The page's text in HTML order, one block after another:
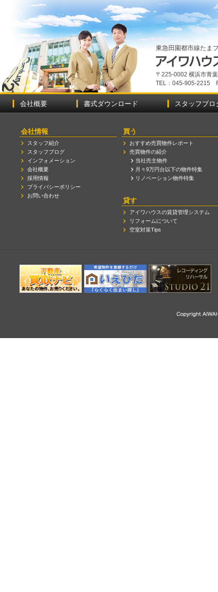
東急田園都市線たま
〒225-0002 横浜市青
TEL：045-905-2215
会社概要 書式ダウンロード スタッフブロ
会社情報
スタッフ紹介
スタッフブログ
インフォメーション
会社概要
採用情報
プライバシーポリシー
お問い合わせ
買う
おすすめ売買物件レポート
売買物件の紹介
当社売主物件
月々9万円台以下の物件特集
リノベーション物件特集
貸す
アイワハウスの賃貸管理システム
リフォームについて
空室対策Tips